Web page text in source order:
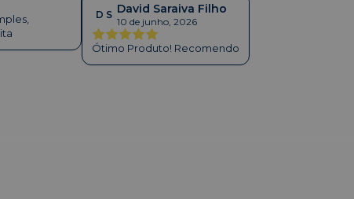
D S David Saraiva Filho
10 de junho, 2026
Ótimo Produto! Recomendo